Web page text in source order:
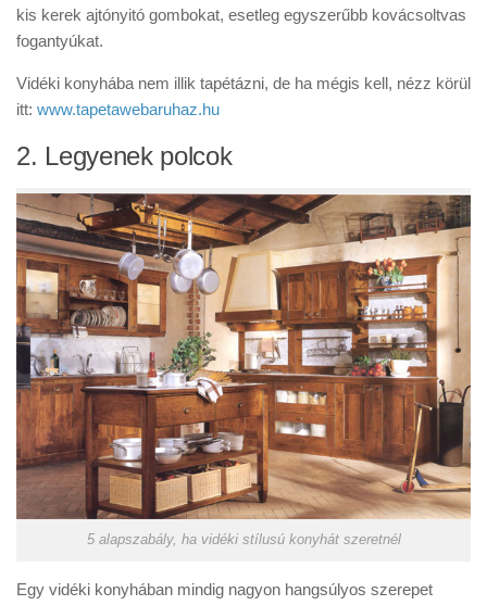
kis kerek ajtónyitó gombokat, esetleg egyszerűbb kovácsoltvas
fogantyúkat.
Vidéki konyhába nem illik tapétázni, de ha mégis kell, nézz körül
itt: www.tapetawebaruhaz.hu
2. Legyenek polcok
5 alapszabály, ha vidéki stílusú konyhát szeretnél
Egy vidéki konyhában mindig nagyon hangsúlyos szerepet